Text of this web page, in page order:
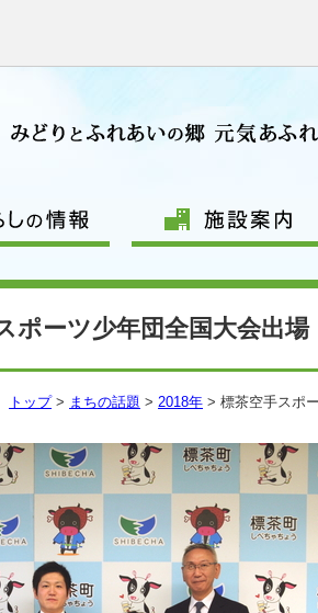
ポーツ少年団全国大会出場
トップ> まちの話題 > 2018年 > 標茶空手スポ